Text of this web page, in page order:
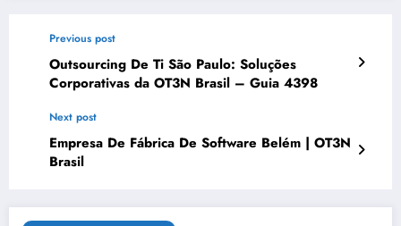
Previous post
Outsourcing De Ti São Paulo: Soluções
Corporativas da OT3N Brasil – Guia 4398
Next post
Empresa De Fábrica De Software Belém | OT3N
Brasil